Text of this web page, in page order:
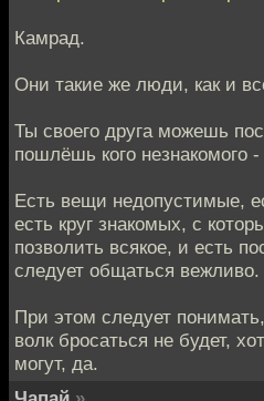
Камрад.
Они такие же люди, как и
Ты своего друга можешь
пошлёшь кого незнакомого
Есть вещи недопустимые,
есть круг знакомых, с
позволить всякое, и есть
следует общаться вежливо.
При этом следует
волк бросаться не будет,
могут, да.